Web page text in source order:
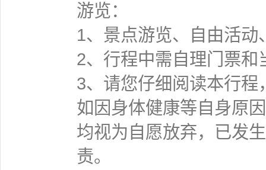
游览：
1、景点游览、自由活
2、行程中需自理门票
3、请您仔细阅读本行
如因身体健康等自身原
均视为自愿放弃，已发
责。